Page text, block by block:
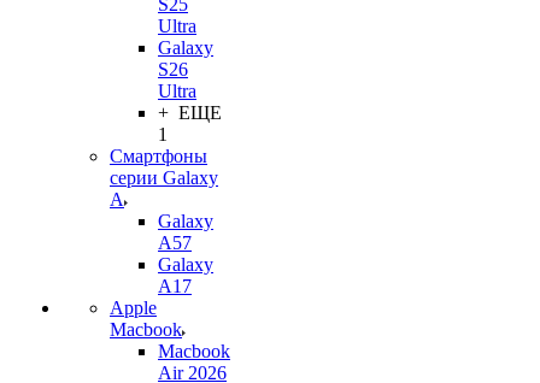
S25
Ultra
Galaxy
S26
Ultra
+ ЕЩЕ
1
Смартфоны
серии Galaxy
A
Galaxy
A57
Galaxy
A17
Apple
Macbook
Macbook
Air 2026